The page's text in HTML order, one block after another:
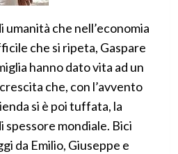
umanità che nell’economia
che si ripeta, Gaspare
hanno dato vita ad un
che, con l’avvento
si è poi tuffata, la
spessore mondiale. Bici
da Emilio, Giuseppe e